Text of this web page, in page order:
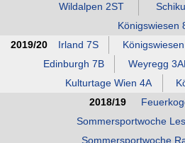
Wildalpen 2ST
Königswiesen
2019/20
Irland 7S
Edinburgh 7B
Weyregg
Kulturtage Wien 4A
2018/19
Sommersportwoche
Sommersportwoche